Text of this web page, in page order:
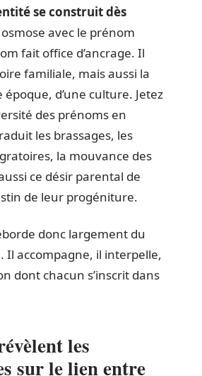
se construit dès
avec le prénom
fait office d’ancrage. Il
familiale, mais aussi la
époque, d’une culture. Jetez
des prénoms en
les brassages, les
la mouvance des
ce désir parental de
de leur progéniture.
donc largement du
Il accompagne, il interpelle,
dont chacun s’inscrit dans
les
sur le lien entre